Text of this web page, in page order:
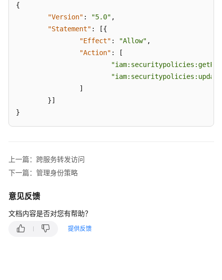
{
"Version" : "5.0" ,
"Statement" : [{
"Effect" : "Allow" ,
"Action" :
[
]
}]
}
上一篇：跨服务转发访问
下一篇：管理身份策略
意见反馈
文档内容是否对您有帮助？
提供反馈